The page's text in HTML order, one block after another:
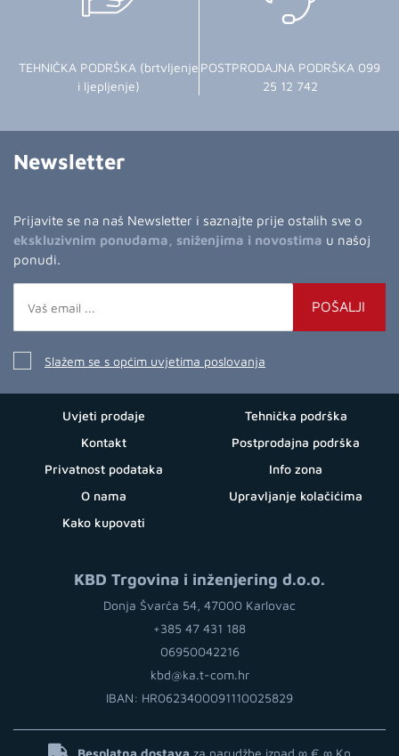
TEHNIČKA PODRŠKA (brtvljenje
i ljepljenje)
POSTPRODAJNA PODRŠKA 099
25 12 742
Newsletter
Prijavite se na naš Newsletter i saznajte prije ostalih sve o
ekskluzivnim ponudama, sniženjima i novostima u našoj
ponudi.
POŠALJI
Slažem se s općim uvjetima poslovanja
Uvjeti prodaje
Kontakt
Privatnost podataka
O nama
Kako kupovati
Tehnička podrška
Postprodajna podrška
Info zona
Upravljanje kolačićima
KBD Trgovina i inženjering d.o.o.
Donja Švarča 54, 47000 Karlovac
+385 47 431 188
06950042216
kbd@ka.t-com.hr
IBAN: HR0623400091110025829
Besplatna dostava za narudžbe iznad ∞ € ∞ Kn